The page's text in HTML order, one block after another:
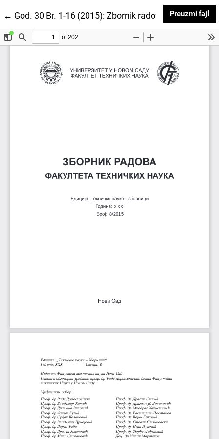
← Povratak na detalje članka
God. 30 Br. 1-16 (2015): Zbornik radova Fakulteta
Preuzmi fajl